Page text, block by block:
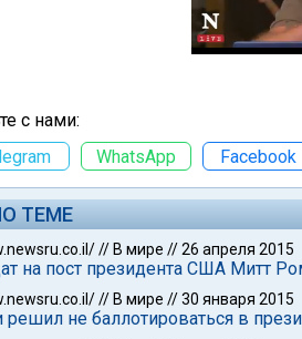
с нами:
WhatsApp Facebook
ТЕМЕ
// В мире //26 апреля 2015
на пост президента США Митт
// В мире //30 января 2015
не баллотироваться в